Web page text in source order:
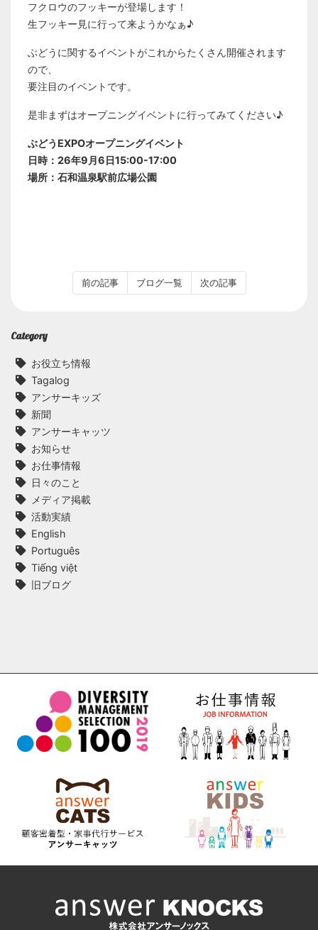
フクロウのフッキーが登場します！
生フッキー見に行って来ようかなぁ♪
ぶどうに関するイベントがこれからたくさん開催されます
ので、
要注目のイベントです。
是非まずはオープニングイベントに行ってみてください♪
ぶどうEXPOオープニングイベント
日時：26年9月6日15:00-17:00
場所：石和温泉駅前広場公園
前の記事 ブログ一覧 次の記事
Category
お役立ち情報
Tagalog
アンサーキッズ
新聞
アンサーキャッツ
お知らせ
お仕事情報
日々のこと
メディア掲載
活動実績
English
Português
Tiếng việt
旧ブログ